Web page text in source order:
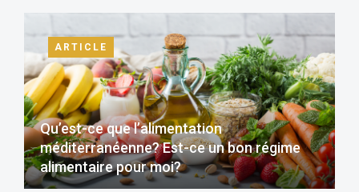
ARTICLE
Qu’est-ce que l’alimentation
méditerranéenne? Est-ce un bon régime
alimentaire pour moi?